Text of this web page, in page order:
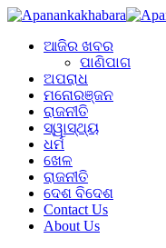
ଆଜିର ଖବର
ପାଣିପାଗ
ଅପରାଧ
ମନୋରଞ୍ଜନ
ରାଜନୀତି
ସ୍ୱାସ୍ଥ୍ୟ
ଧର୍ମ
ଖେଳ
ରାଜନୀତି
ଦେଶ ବିଦେଶ
Contact Us
About Us